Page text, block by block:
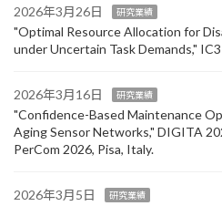
2026年3月26日 研究業績
"Optimal Resource Allocation for
under Uncertain Task Demands​,"
2026年3月16日 研究業績
"Confidence-Based Maintenance
Aging Sensor Networks," DIGITA
PerCom 2026, Pisa, Italy.
2026年3月5日 研究業績